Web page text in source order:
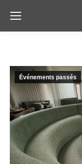
Événements passés